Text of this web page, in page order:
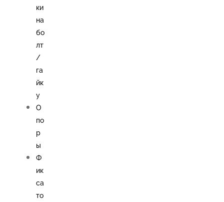
ки
на
бо
лт
/
га
йк
у
О
по
р
ы
Ф
ик
са
то